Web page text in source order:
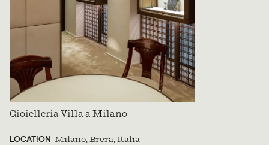
Gioielleria Villa a Milano
LOCATION Milano, Brera, Italia